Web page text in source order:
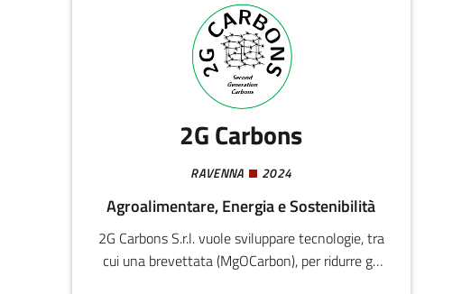
2G Carbons
RAVENNA 2024
Agroalimentare, Energia e Sostenibilità
2G Carbons S.r.l. vuole sviluppare tecnologie, tra
cui una brevettata (MgOCarbon), per ridurre gli